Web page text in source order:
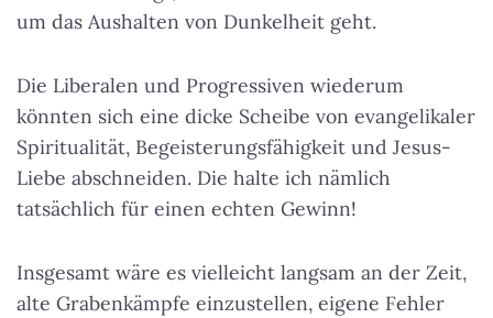
um das Aushalten von Dunkelheit geht.
Die Liberalen und Progressiven wiederum
könnten sich eine dicke Scheibe von evangelikaler
Spiritualität, Begeisterungsfähigkeit und Jesus-
Liebe abschneiden. Die halte ich nämlich
tatsächlich für einen echten Gewinn!
Insgesamt wäre es vielleicht langsam an der Zeit,
alte Grabenkämpfe einzustellen, eigene Fehler